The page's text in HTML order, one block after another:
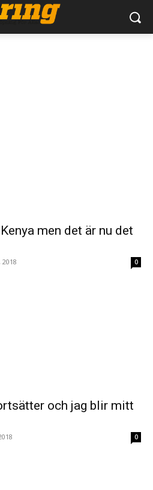
men det är nu det
0
och jag blir mitt
0